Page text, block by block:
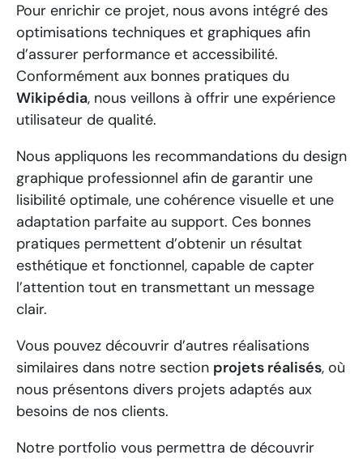
Pour enrichir ce projet, nous avons intégré des
optimisations techniques et graphiques afin
d’assurer performance et accessibilité.
Conformément aux bonnes pratiques du
Wikipédia, nous veillons à offrir une expérience
utilisateur de qualité.
Nous appliquons les recommandations du design
graphique professionnel afin de garantir une
lisibilité optimale, une cohérence visuelle et une
adaptation parfaite au support. Ces bonnes
pratiques permettent d’obtenir un résultat
esthétique et fonctionnel, capable de capter
l’attention tout en transmettant un message
clair.
Vous pouvez découvrir d’autres réalisations
similaires dans notre section projets réalisés, où
nous présentons divers projets adaptés aux
besoins de nos clients.
Notre portfolio vous permettra de découvrir